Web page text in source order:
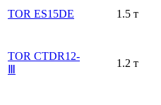
TOR ES15DE 1.5 т
TOR CTDR12-
1.2 т